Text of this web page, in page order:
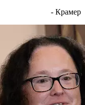
- Крамер